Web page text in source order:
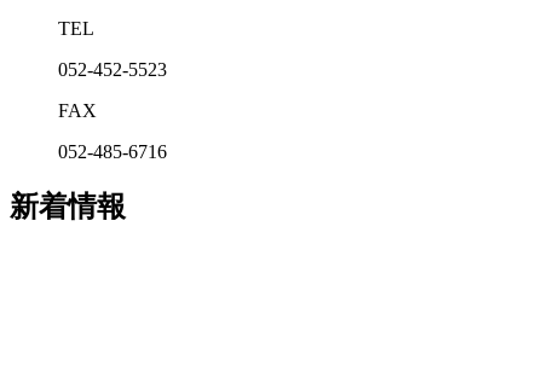
TEL
052-452-5523
FAX
052-485-6716
新着情報